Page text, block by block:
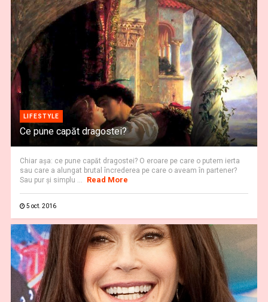
LIFESTYLE
Ce pune capăt dragostei?
Chiar aşa: ce pune capăt dragostei? O eroare pe care o putem ierta
sau care a alungat brutal încrederea pe care o aveam în partener?
Sau pur şi simplu ...
Read More
5 oct. 2016